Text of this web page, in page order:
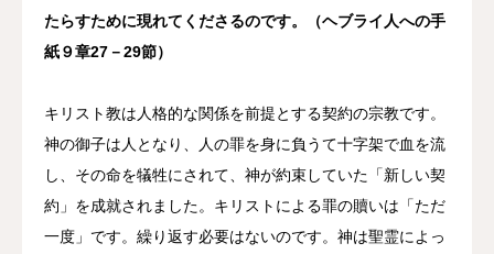
たらすために現れてくださるのです。（ヘブライ人への手
紙９章27－29節）
キリスト教は人格的な関係を前提とする契約の宗教です。
神の御子は人となり、人の罪を身に負うて十字架で血を流
し、その命を犠牲にされて、神が約束していた「新しい契
約」を成就されました。キリストによる罪の贖いは「ただ
一度」です。繰り返す必要はないのです。神は聖霊によっ